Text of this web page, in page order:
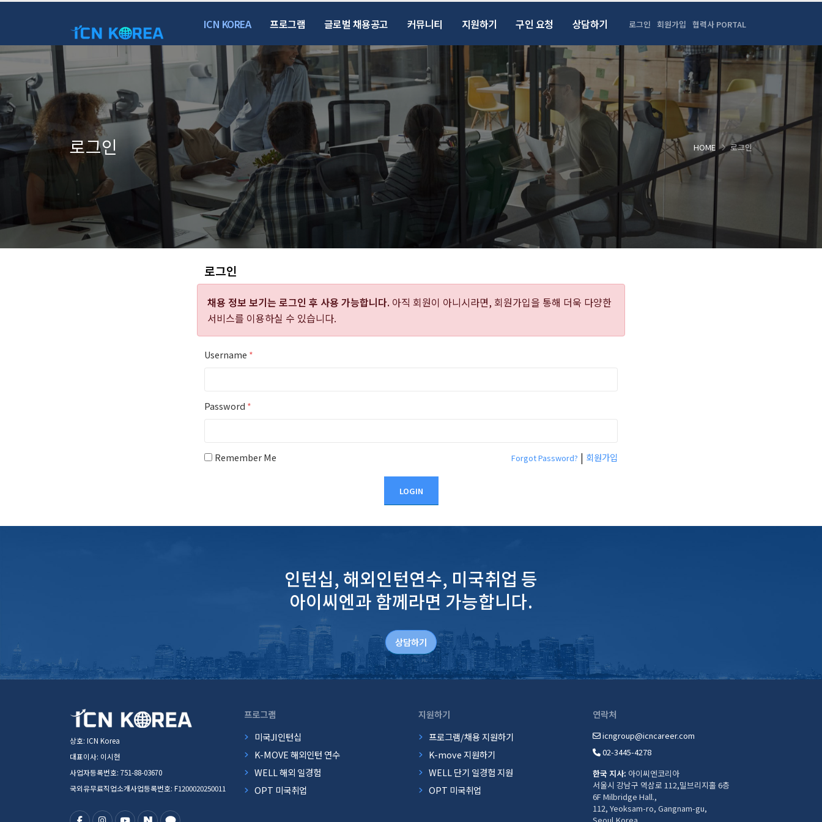
ICN KOREA 프로그램 글로벌 채용공고 커뮤니티 지원하기 구인 요청 상담하기 로그인 회원가입 협력사 PORTAL
로그인 HOME 로그인
로그인
채용 정보 보기는 로그인 후 사용 가능합니다. 아직 회원이 아니시라면, 회원가입을 통해 더욱 다양한
서비스를 이용하실 수 있습니다.
Username *
Password *
Remember Me Forgot Password? | 회원가입
LOGIN
인턴십, 해외인턴연수, 미국취업 등
아이씨엔과 함께라면 가능합니다.
상담하기
상호: ICN Korea
대표이사: 이시현
사업자등록번호: 751-88-03670
국외유무료직업소개사업등록번호: F1200020250011
프로그램
미국JI인턴십
K-MOVE 해외인턴 연수
WELL 해외 일경험
OPT 미국취업
지원하기
프로그램/채용 지원하기
K-move 지원하기
WELL 단기 일경험 지원
OPT 미국취업
연락처
icngroup@icncareer.com
02-3445-4278
한국 지사: 아이씨엔코리아
서울시 강남구 역삼로 112,밀브리지홀 6층
6F Milbridge Hall.,
112, Yeoksam-ro, Gangnam-gu,
Seoul,Korea